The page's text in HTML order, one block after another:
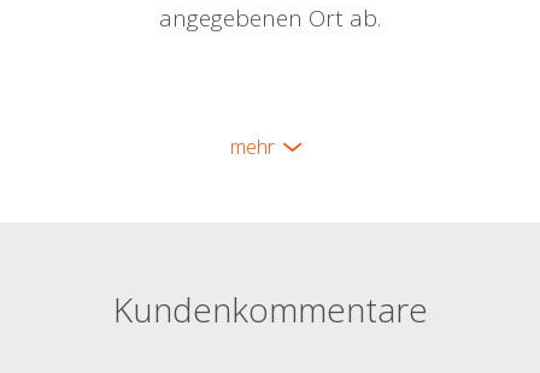
angegebenen Ort ab.
mehr
Kundenkommentare